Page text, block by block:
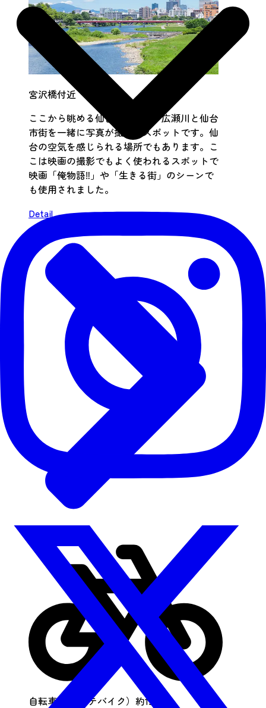
宮沢橋付近
ここから眺める仙台市全景は、広瀬川と仙台
市街を一緒に写真が撮れるスポットです。仙
台の空気を感じられる場所でもあります。こ
こは映画の撮影でもよく使われるスポットで
映画「俺物語‼」や「生きる街」のシーンで
も使用されました。
Detail
自転車で （ダテバイク）約15min